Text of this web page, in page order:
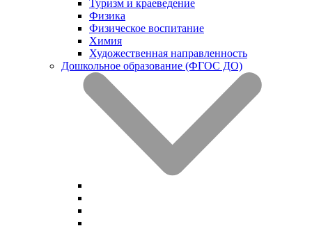
Туризм и краеведение
Физика
Физическое воспитание
Химия
Художественная направленность
Дошкольное образование (ФГОС ДО)